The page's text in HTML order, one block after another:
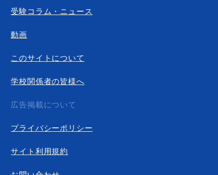
受験コラム・ニュース
動画
このサイトについて
学校関係者の皆様へ
広告掲載について
プライバシーポリシー
サイト利用規約